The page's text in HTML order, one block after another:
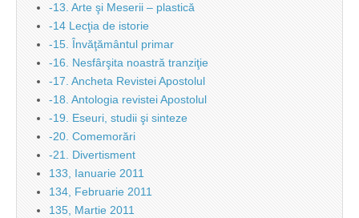
-13. Arte şi Meserii – plastică
-14 Lecţia de istorie
-15. Învăţământul primar
-16. Nesfârşita noastră tranziţie
-17. Ancheta Revistei Apostolul
-18. Antologia revistei Apostolul
-19. Eseuri, studii şi sinteze
-20. Comemorări
-21. Divertisment
133, Ianuarie 2011
134, Februarie 2011
135, Martie 2011